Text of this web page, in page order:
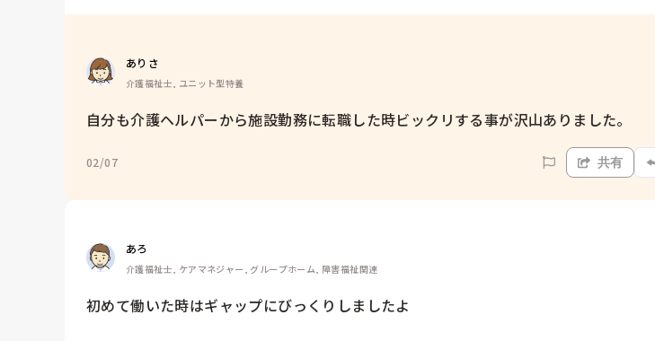
ありさ
介護福祉士, ユニット型特養
自分も介護ヘルパーから施設勤務に転職した時ビックリする事が沢山ありました。
02/07 共有
あろ
介護福祉士, ケアマネジャー, グループホーム, 障害福祉関連
初めて働いた時はギャップにびっくりしましたよ